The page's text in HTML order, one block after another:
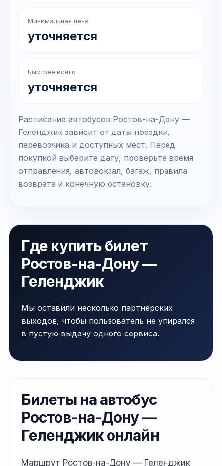
Минимальная цена
уточняется
Быстрее всего
уточняется
Расписание автобусов Ростов-на-Дону —
Геленджик зависит от даты поездки,
перевозчика и доступных мест. Перед
покупкой выберите дату, проверьте время
отправления, автовокзал, багаж, правила
возврата и конечную остановку.
Где купить билет
Ростов-на-Дону —
Геленджик
Мы оставили несколько партнёрских
выходов, чтобы пользователь не упирался
в пустую выдачу одного сервиса.
Билеты на автобус
Ростов-на-Дону —
Геленджик онлайн
Маршрут Ростов-на-Дону — Геленджик